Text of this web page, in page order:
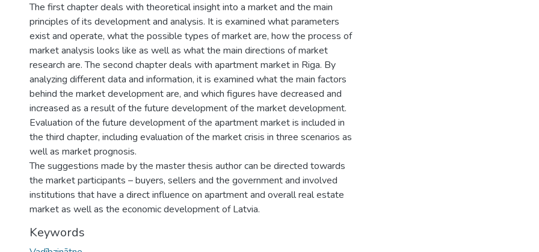
The first chapter deals with theoretical insight into a market and the main
principles of its development and analysis. It is examined what parameters
exist and operate, what the possible types of market are, how the process of
market analysis looks like as well as what the main directions of market
research are. The second chapter deals with apartment market in Riga. By
analyzing different data and information, it is examined what the main factors
behind the market development are, and which figures have decreased and
increased as a result of the future development of the market development.
Evaluation of the future development of the apartment market is included in
the third chapter, including evaluation of the market crisis in three scenarios as
well as market prognosis.
The suggestions made by the master thesis author can be directed towards
the market participants – buyers, sellers and the government and involved
institutions that have a direct influence on apartment and overall real estate
market as well as the economic development of Latvia.
Keywords